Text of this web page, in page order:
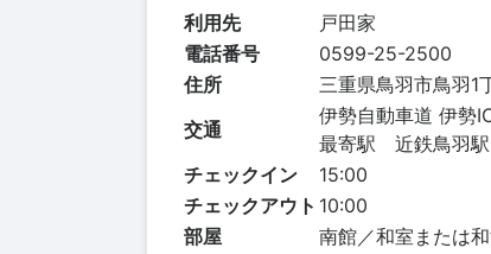
利用先
戸田家
電話番号
0599-25-2500
住所
三重県鳥羽市鳥羽1
交通
伊勢自動車道 伊勢
最寄駅 近鉄鳥羽
チェックイン
15:00
チェックアウト 10:00
部屋
南館／和室または